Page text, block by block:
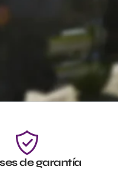
de garantía